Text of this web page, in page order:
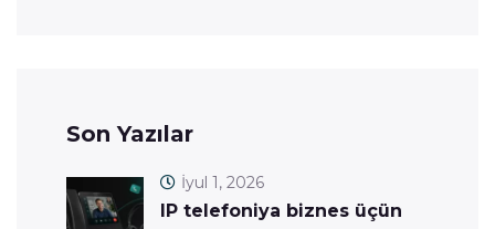
Son Yazılar
IP telefoniya biznes üçün
İyul 1, 2026